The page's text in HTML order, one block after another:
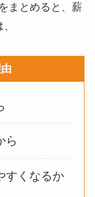
ものは何がい
ターテーブル
かった？
ポットはいる
まとめると、薪
ら
すくなるか